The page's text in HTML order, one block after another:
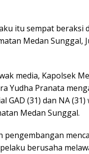
itu sempat beraksi
Medan Sunggal,
media, Kapolsek
Yudha Pranata
GAD (31) dan NA (31)
Medan Sunggal.
pengembangan
berusaha